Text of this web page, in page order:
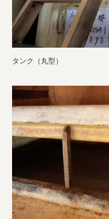
タンク（丸型）